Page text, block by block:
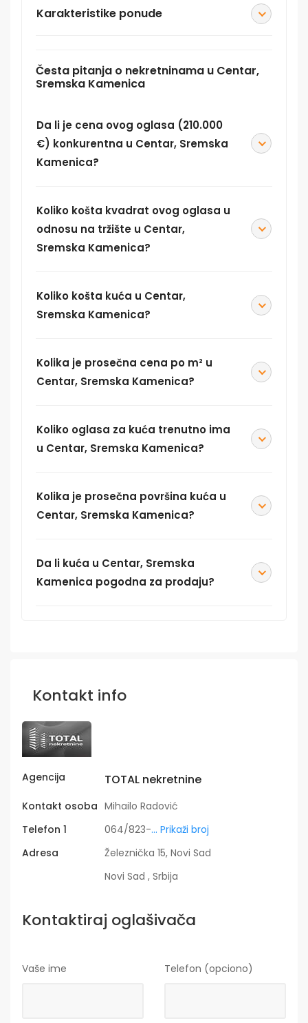
Karakteristike ponude
Česta pitanja o nekretninama u Centar,
Sremska Kamenica
Da li je cena ovog oglasa (210.000
€) konkurentna u Centar, Sremska
Kamenica?
Koliko košta kvadrat ovog oglasa u
odnosu na tržište u Centar,
Sremska Kamenica?
Koliko košta kuća u Centar,
Sremska Kamenica?
Kolika je prosečna cena po m² u
Centar, Sremska Kamenica?
Koliko oglasa za kuća trenutno ima
u Centar, Sremska Kamenica?
Kolika je prosečna površina kuća u
Centar, Sremska Kamenica?
Da li kuća u Centar, Sremska
Kamenica pogodna za prodaju?
Kontakt info
Agencija TOTAL nekretnine
Kontakt osoba Mihailo Radović
Telefon 1
064/823-... Prikaži broj
Adresa
Železnička 15, Novi Sad
Novi Sad , Srbija
Kontaktiraj oglašivača
Vaše ime Telefon (opciono)